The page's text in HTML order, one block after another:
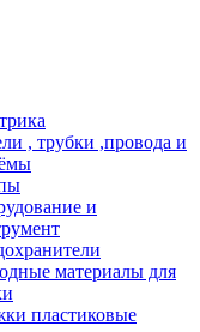
, трубки ,провода и
и
материалы для
пластиковые